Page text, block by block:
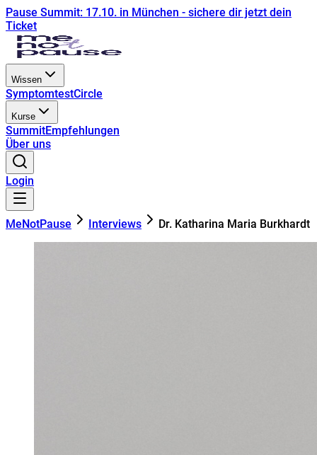
Pause Summit: 17.10. in München - sichere dir jetzt dein
Ticket
Wissen
SymptomtestCircle
Kurse
SummitEmpfehlungen
Über uns
Login
MeNotPause Interviews Dr. Katharina Maria Burkhardt